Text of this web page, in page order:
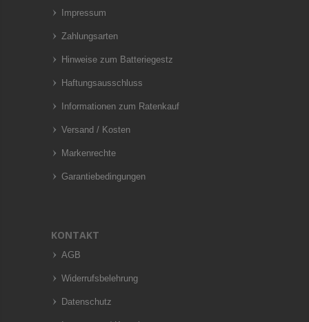
Impressum
Zahlungsarten
Hinweise zum Batteriegestz
Haftungsausschluss
Informationen zum Ratenkauf
Versand / Kosten
Markenrechte
Garantiebedingungen
KONTAKT
AGB
Widerrufsbelehrung
Datenschutz